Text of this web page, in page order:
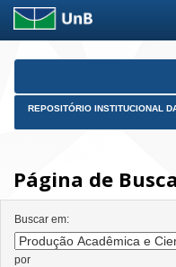
Skip
REPOSITÓRIO INSTITUCIONAL
Página de Busca
Buscar em:
por